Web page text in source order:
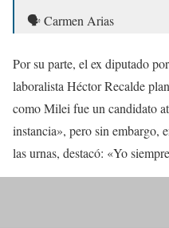
🗣️ Carmen Arias
Madre de Plaza de Mayo
🎙@julian_saud 🎙
🎙️@SandraRusso_ok🎙️
#AM530
pic.twitter.com/
— Somos Radio AM 530
Por su parte, el ex diputado
laboralista Héctor Recalde
como Milei fue un candidato
instancia», pero sin embargo,
las urnas, destacó: «Yo